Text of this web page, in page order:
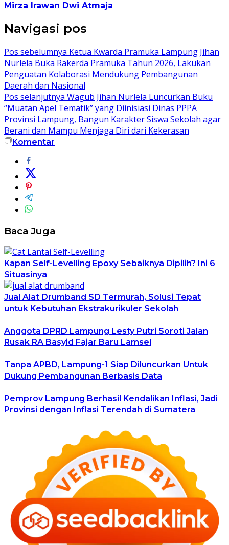
Mirza Irawan Dwi Atmaja
Navigasi pos
Pos sebelumnya Ketua Kwarda Pramuka Lampung Jihan
Nurlela Buka Rakerda Pramuka Tahun 2026, Lakukan
Penguatan Kolaborasi Mendukung Pembangunan
Daerah dan Nasional
Pos selanjutnya Wagub Jihan Nurlela Luncurkan Buku
“Muatan Apel Tematik” yang Diinisiasi Dinas PPPA
Provinsi Lampung, Bangun Karakter Siswa Sekolah agar
Berani dan Mampu Menjaga Diri dari Kekerasan
Komentar
Baca Juga
Kapan Self-Levelling Epoxy Sebaiknya Dipilih? Ini 6
Situasinya
Jual Alat Drumband SD Termurah, Solusi Tepat
untuk Kebutuhan Ekstrakurikuler Sekolah
Anggota DPRD Lampung Lesty Putri Soroti Jalan
Rusak RA Basyid Fajar Baru Lamsel
Tanpa APBD, Lampung-1 Siap Diluncurkan Untuk
Dukung Pembangunan Berbasis Data
Pemprov Lampung Berhasil Kendalikan Inflasi, Jadi
Provinsi dengan Inflasi Terendah di Sumatera